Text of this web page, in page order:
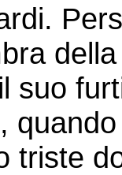
suo
triste